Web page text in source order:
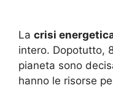
La crisi
intero. Dopotutto,
pianeta sono
hanno le risorse